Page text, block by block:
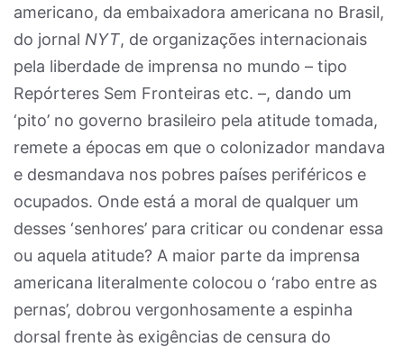
americano, da embaixadora americana no Brasil,
do jornal NYT, de organizações internacionais
pela liberdade de imprensa no mundo – tipo
Repórteres Sem Fronteiras etc. –, dando um
‘pito’ no governo brasileiro pela atitude tomada,
remete a épocas em que o colonizador mandava
e desmandava nos pobres países periféricos e
ocupados. Onde está a moral de qualquer um
desses ‘senhores’ para criticar ou condenar essa
ou aquela atitude? A maior parte da imprensa
americana literalmente colocou o ‘rabo entre as
pernas’, dobrou vergonhosamente a espinha
dorsal frente às exigências de censura do